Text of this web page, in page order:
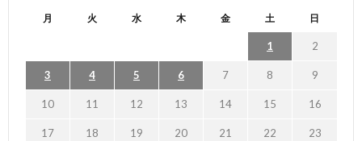
月 火 水 木 金 土 日
1 2
3 4 5 6 7 8 9
10 11 12 13 14 15 16
17 18 19 20 21 22 23